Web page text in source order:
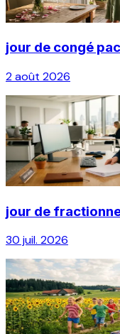
jour de congé
2 août 2026
jour de
30 juil. 2026